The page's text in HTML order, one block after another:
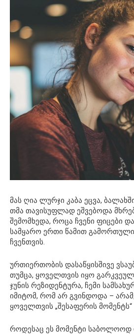
მას ღია ლურჯი კაბა ეცვა,
თმა თავისუფლად ეშვებოდა
შემომხედა, როცა ჩვენი ფიცები
სამყარო ერთი წამით
ჩვენთვის.
ურთიერთობის დასაწყისშივე
თუმცა, ყოველთვის იყო
ჯუნის რეზიდენტურა, ჩემი
იმიტომ, რომ არ გვინდოდა –
ყოველთვის „შესაფერის
როდესაც ეს მომენტი საბოლოოდ